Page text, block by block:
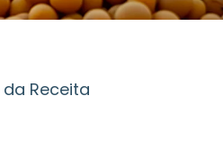
Receita